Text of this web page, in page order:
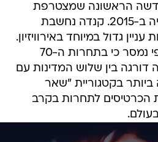
הראשונה שמצטרפת
לתחרות מאז אוסטרליה ב-2015. קנדה נחשבת
גדול במיוחד באירוויזיון.
מאיגוד השידור האירופי נמסר כי בתחרות ה-70
דורגה בין שלוש המדינות עם
בקטגוריית "שאר
הכרטיסים לתחרות בקרב